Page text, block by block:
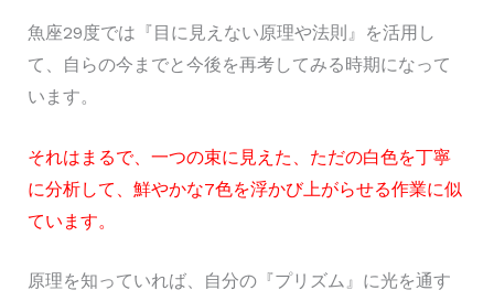
魚座29度では『目に見えない原理や法則』を活用し
て、自らの今までと今後を再考してみる時期になって
います。
それはまるで、一つの束に見えた、ただの白色を丁寧
に分析して、鮮やかな7色を浮かび上がらせる作業に似
ています。
原理を知っていれば、自分の『プリズム』に光を通す